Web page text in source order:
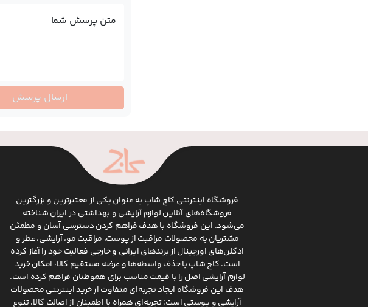
متن پرسش شما
ارسال پرسش
فروشگاه اینترنتی کاج شاپ به عنوان یکی از معتبرترین و بزرگترین
فروشگاه‌های آنلاین لوازم آرایشی و بهداشتی در ایران شناخته
می‌شود. این فروشگاه با هدف فراهم کردن دسترسی آسان و مطمئن
مشتریان به محصولات مراقبت از پوست، مراقبت مو، آرایشی، عطر و
ادکلن‌های اورجینال از برندهای ایرانی و خارجی فعالیت خود را آغاز کرده
است. کاج شاپ با حذف واسطه‌ها و عرضه مستقیم کالا، امکان خرید
لوازم آرایشی اصل را با قیمت مناسب برای هموطنان فراهم کرده است.
هدف این فروشگاه ایجاد تجربه‌ای متفاوت از خرید اینترنتی محصولات
آرایشی و پوستی است؛ تجربه‌ای همراه با اطمینان از اصالت کالا، تنوع